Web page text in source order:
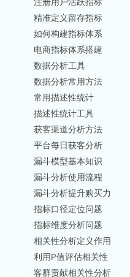
精准定义留存指标
如何构建指标体系
电商指标体系搭建
数据分析工具
数据分析常用方法
常用描述性统计
描述性统计工具
获客渠道分析方法
平台每日获客分析
漏斗模型基本知识
漏斗分析使用流程
漏斗分析提升购买力
指标口径定位问题
指标维度分析问题
相关性分析定义作用
利用P值评估相关性
客群贡献相关性分析